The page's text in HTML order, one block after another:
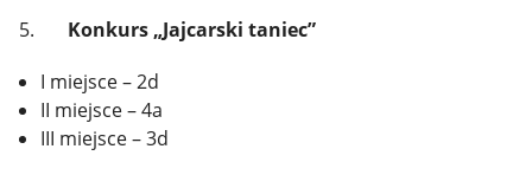
5. Konkurs „Jajcarski taniec”
I miejsce – 2d
II miejsce – 4a
III miejsce – 3d